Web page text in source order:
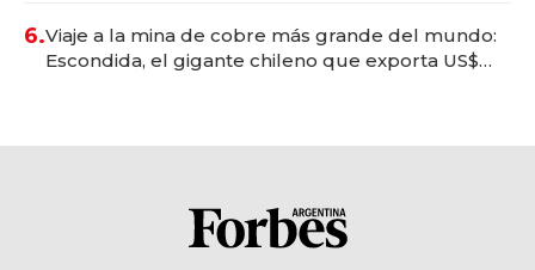
6.Viaje a la mina de cobre más grande del mundo:
Escondida, el gigante chileno que exporta US$